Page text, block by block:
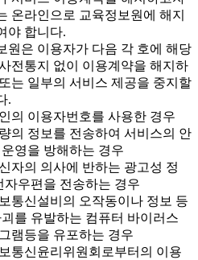
온라인으로 교육정보원에 해지
야 합니다.
원은 이용자가 다음 각 호에 해당
전통지 없이 이용계약을 해지하
는 일부의 서비스 제공을 중지할
.
의 이용자번호를 사용한 경우
의 정보를 전송하여 서비스의 안
영을 방해하는 경우
자의 의사에 반하는 광고성 정
자우편을 전송하는 경우
통신설비의 오작동이나 정보 등
를 유발하는 컴퓨터 바이러스
램등을 유포하는 경우
통신윤리위원회로부터의 이용